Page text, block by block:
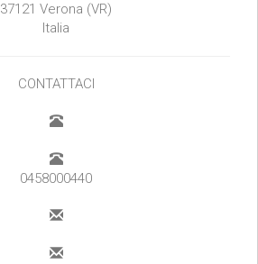
37121 Verona (VR)
Italia
CONTATTACI
0458000440